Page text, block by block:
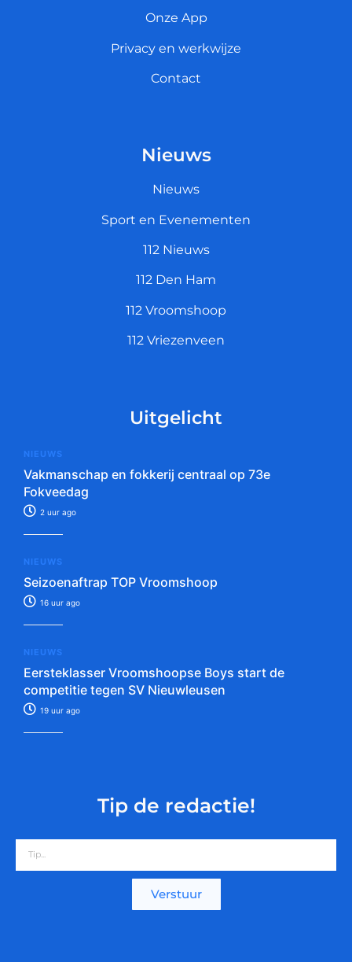
Onze App
Privacy en werkwijze
Contact
Nieuws
Nieuws
Sport en Evenementen
112 Nieuws
112 Den Ham
112 Vroomshoop
112 Vriezenveen
Uitgelicht
NIEUWS
Vakmanschap en fokkerij centraal op 73e
Fokveedag
2 uur ago
NIEUWS
Seizoenaftrap TOP Vroomshoop
16 uur ago
NIEUWS
Eersteklasser Vroomshoopse Boys start de
competitie tegen SV Nieuwleusen
19 uur ago
Tip de redactie!
Verstuur